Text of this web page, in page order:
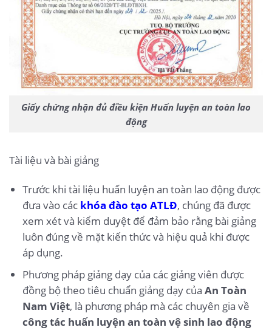
Giấy chứng nhận đủ điều kiện Huấn luyện an toàn lao
động
Tài liệu và bài giảng
Trước khi tài liệu huấn luyện an toàn lao động được
đưa vào các khóa đào tạo ATLĐ, chúng đã được
xem xét và kiểm duyệt để đảm bảo rằng bài giảng
luôn đúng về mặt kiến thức và hiệu quả khi được
áp dụng.
Phương pháp giảng dạy của các giảng viên được
đồng bộ theo tiêu chuẩn giảng dạy của An Toàn
Nam Việt, là phương pháp mà các chuyên gia về
công tác huấn luyện an toàn vệ sinh lao động